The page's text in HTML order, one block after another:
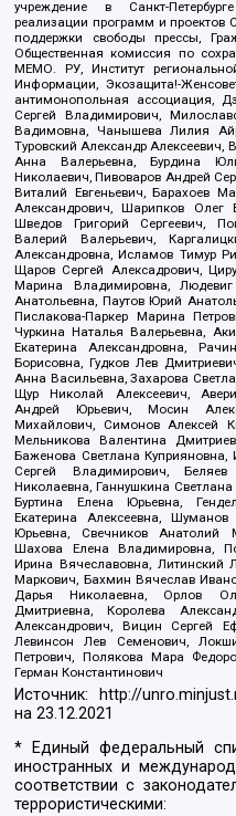
учреждение в Санкт-
реализации программ и проектов
поддержки свободы прессы,
Общественная комиссия по
МЕМО. РУ, Институт
Информации, Экозащита!-
антимонопольная ассоциация,
Сергей Владимирович,
Вадимовна, Чанышева Лилия
Туровский Александр Алексеевич,
Анна Валерьевна, Бурдина
Николаевич, Пивоваров Андрей
Виталий Евгеньевич, Барахоев
Александрович, Шарипков Олег
Шведов Григорий Сергеевич,
Валерий Валерьевич,
Александровна, Исламов Тимур
Щаров Сергей Алексадрович,
Марина Владимировна,
Анатольевна, Паутов Юрий
Пислакова-Паркер Марина
Чуркина Наталья Валерьевна,
Екатерина Александровна,
Борисовна, Гудков Лев
Анна Васильевна, Захарова
Щур Николай Алексеевич,
Андрей Юрьевич, Мосин
Михайлович, Симонов Алексей
Мельникова Валентина
Баженова Светлана
Сергей Владимирович,
Николаевна, Ганнушкина
Буртина Елена Юрьевна,
Екатерина Алексеевна,
Юрьевна, Свечников Анатолий
Шахова Елена Владимировна,
Ирина Вячеславовна, Литинский
Маркович, Бахмин Вячеслав
Дарья Николаевна, Орлов
Дмитриевна, Королева
Александрович, Вицин Сергей
Левинсон Лев Семенович,
Петрович, Полякова Мара
Герман Константинович
Источник: http://
на23.12.2021
* Единый федеральный
иностранных и
соответствии с
террористическими: